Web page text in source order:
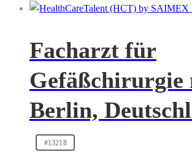
Facharzt für
Gefäßchirurgie
Berlin,
#13218